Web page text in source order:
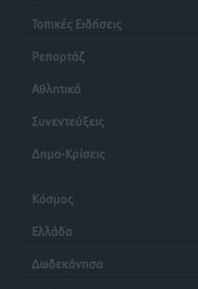
Τοπικές Ειδήσεις
Ρεπορτάζ
Αθλητικά
Συνεντεύξεις
Δημο-Κρίσεις
Κόσμος
Ελλάδα
Δωδεκάνησα